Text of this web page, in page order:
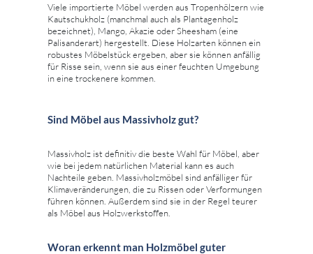
Viele importierte Möbel werden aus Tropenhölzern wie
Kautschukholz (manchmal auch als Plantagenholz
bezeichnet), Mango, Akazie oder Sheesham (eine
Palisanderart) hergestellt. Diese Holzarten können ein
robustes Möbelstück ergeben, aber sie können anfällig
für Risse sein, wenn sie aus einer feuchten Umgebung
in eine trockenere kommen.
Sind Möbel aus Massivholz gut?
Massivholz ist definitiv die beste Wahl für Möbel, aber
wie bei jedem natürlichen Material kann es auch
Nachteile geben. Massivholzmöbel sind anfälliger für
Klimaveränderungen, die zu Rissen oder Verformungen
führen können. Außerdem sind sie in der Regel teurer
als Möbel aus Holzwerkstoffen.
Woran erkennt man Holzmöbel guter